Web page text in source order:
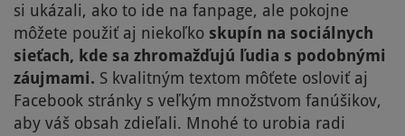
si ukázali, ako to ide na fanpage, ale pokojne
môžete použiť aj niekoľko skupín na sociálnych
sieťach, kde sa zhromažďujú ľudia s podobnými
záujmami. S kvalitným textom môťete osloviť aj
Facebook stránky s veľkým množstvom fanúšikov,
aby váš obsah zdieľali. Mnohé to urobia radi